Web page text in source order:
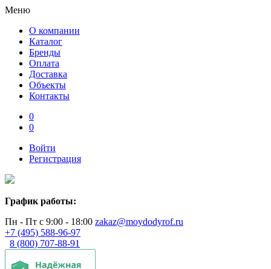
Меню
О компании
Каталог
Бренды
Оплата
Доставка
Объекты
Контакты
0
0
Войти
Регистрация
График работы:
Пн - Пт с 9:00 - 18:00 zakaz@moydodyrof.ru
+7 (495) 588-96-97
8 (800) 707-88-91